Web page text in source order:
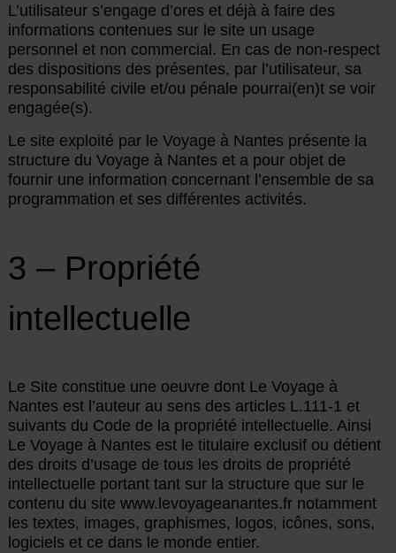
L’utilisateur s’engage d’ores et déjà à faire des
informations contenues sur le site un usage
personnel et non commercial. En cas de non-respect
des dispositions des présentes, par l’utilisateur, sa
responsabilité civile et/ou pénale pourrai(en)t se voir
engagée(s).
Le site exploité par le Voyage à Nantes présente la
structure du Voyage à Nantes et a pour objet de
fournir une information concernant l’ensemble de sa
programmation et ses différentes activités.
3 – Propriété
intellectuelle
Le Site constitue une oeuvre dont Le Voyage à
Nantes est l’auteur au sens des articles L.111-1 et
suivants du Code de la propriété intellectuelle. Ainsi
Le Voyage à Nantes est le titulaire exclusif ou détient
des droits d’usage de tous les droits de propriété
intellectuelle portant tant sur la structure que sur le
contenu du site www.levoyageanantes.fr notamment
les textes, images, graphismes, logos, icônes, sons,
logiciels et ce dans le monde entier.